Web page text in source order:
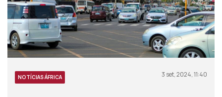
NOTÍCIAS ÁFRICA 3 set, 2024, 11:40